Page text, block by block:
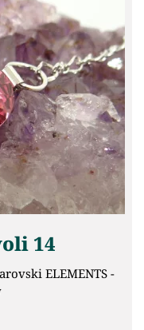
14
ELEMENTS -